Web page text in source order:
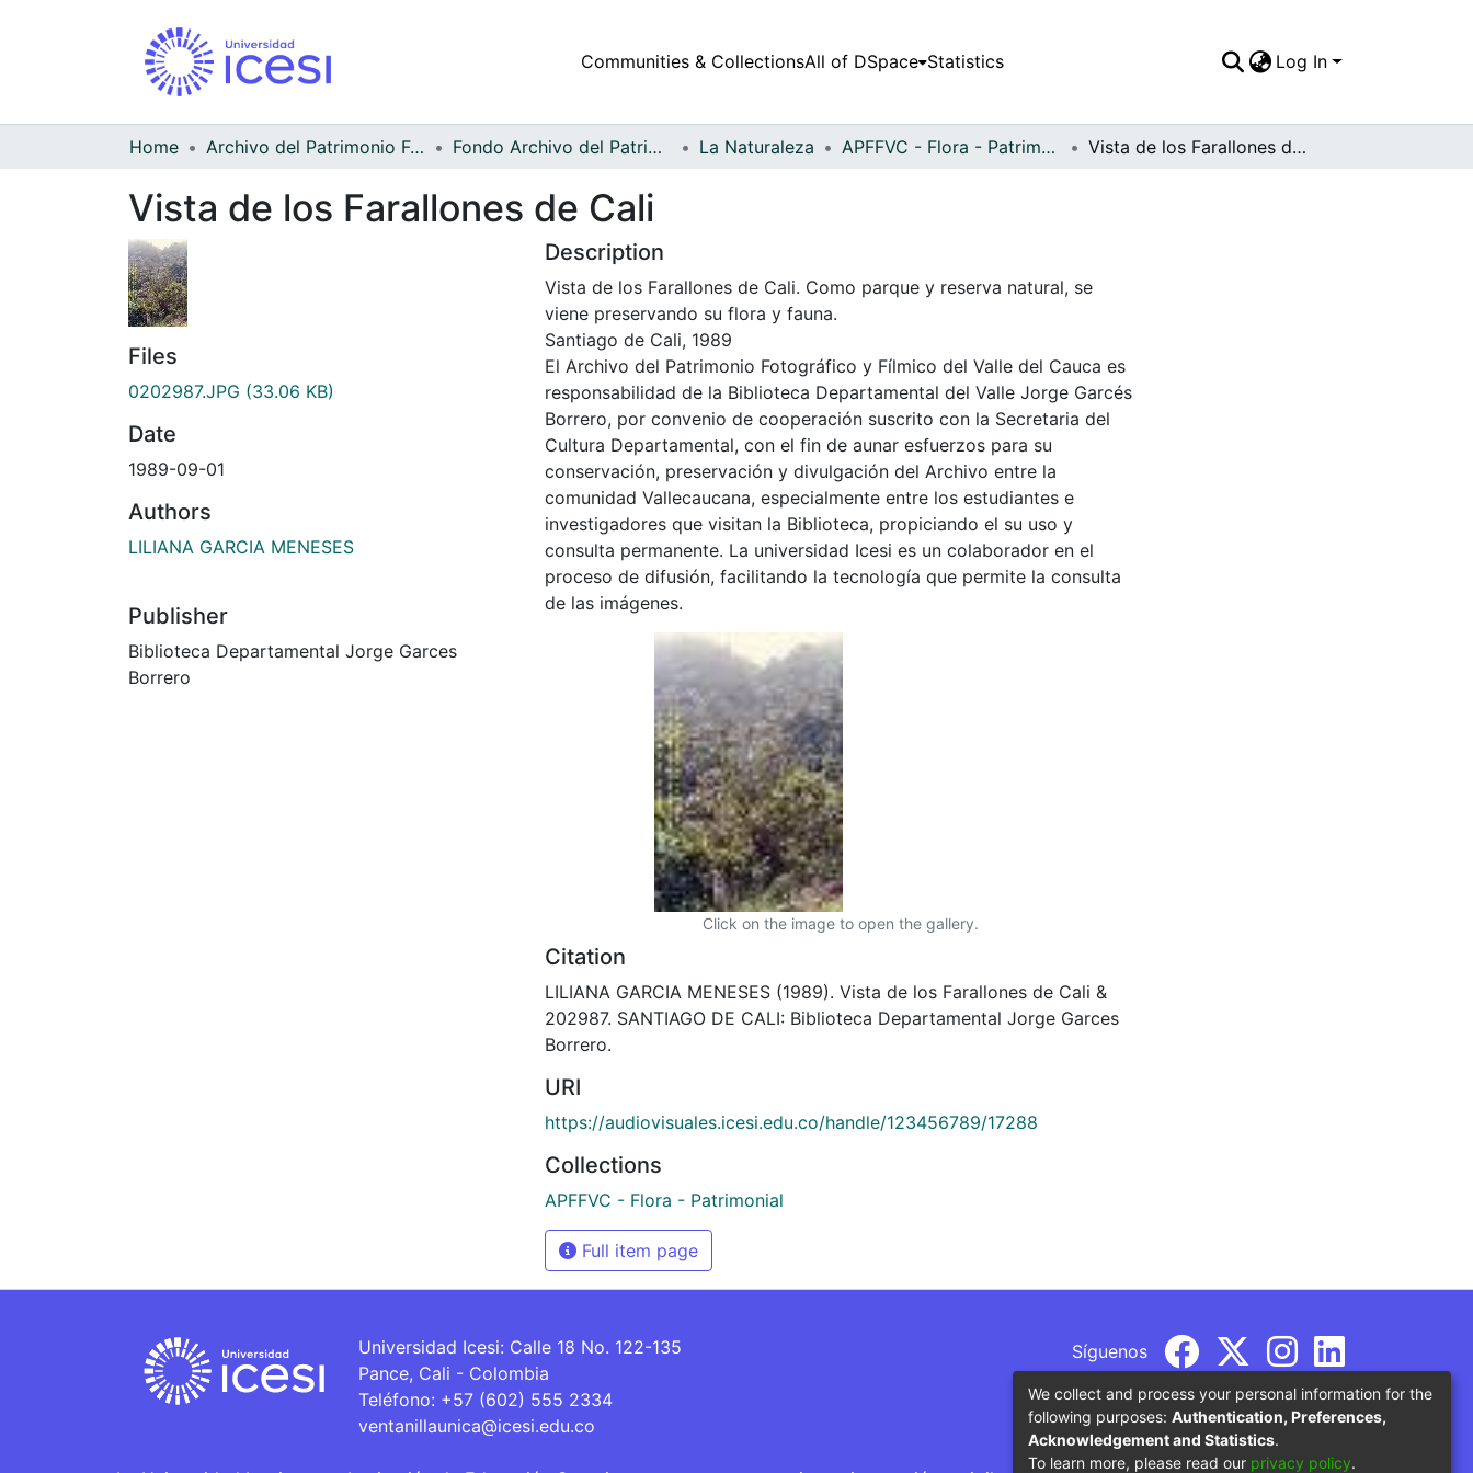
Communities & CollectionsAll of DSpace Statistics Log In
Home Archivo del Patrimonio Fotográfico y Fílmico del Valle del Cauca Fondo Archivo del Patrimonio Fotográfico y Fílmico del Valle del Cauca La Naturaleza APFFVC - Flora - Patrimonial Vista de los Farallones de Cali
Vista de los Farallones de Cali
Files
0202987.JPG (33.06 KB)
Date
1989-09-01
Authors
LILIANA GARCIA MENESES
Publisher
Biblioteca Departamental Jorge Garces
Borrero
Description
Vista de los Farallones de Cali. Como parque y reserva natural, se
viene preservando su flora y fauna.
Santiago de Cali, 1989
El Archivo del Patrimonio Fotográfico y Fílmico del Valle del Cauca es
responsabilidad de la Biblioteca Departamental del Valle Jorge Garcés
Borrero, por convenio de cooperación suscrito con la Secretaria del
Cultura Departamental, con el fin de aunar esfuerzos para su
conservación, preservación y divulgación del Archivo entre la
comunidad Vallecaucana, especialmente entre los estudiantes e
investigadores que visitan la Biblioteca, propiciando el su uso y
consulta permanente. La universidad Icesi es un colaborador en el
proceso de difusión, facilitando la tecnología que permite la consulta
de las imágenes.
Click on the image to open the gallery.
Citation
LILIANA GARCIA MENESES (1989). Vista de los Farallones de Cali &
202987. SANTIAGO DE CALI: Biblioteca Departamental Jorge Garces
Borrero.
URI
https://audiovisuales.icesi.edu.co/handle/123456789/17288
Collections
APFFVC - Flora - Patrimonial
Full item page
Universidad Icesi: Calle 18 No. 122-135
Pance, Cali - Colombia
Teléfono: +57 (602) 555 2334
ventanillaunica@icesi.edu.co
Síguenos
We collect and process your personal information for the
following purposes: Authentication, Preferences,
Acknowledgement and Statistics.
To learn more, please read our privacy policy.